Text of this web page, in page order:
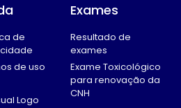
de
de uso
Logo
Exames
Resultado de
exames
Exame Toxicológico
para renovação da
CNH